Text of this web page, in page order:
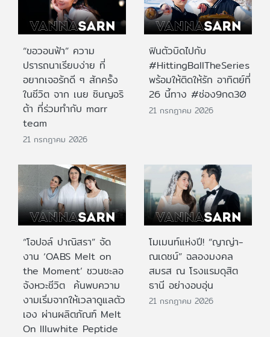
“ขอวอนฟ้า” ความ
ปรารถนาเรียบง่าย ที่
อยากเจอรักดี ๆ สักครั้ง
ในชีวิต จาก เนย ซินญอริ
ต้า ที่ร่วมทำกับ marr
team
21 กรกฎาคม 2026
ฟินตัวบิดไปกับ
#HittingBallTheSeries
พร้อมให้ติดให้รัก อาทิตย์ที่
26 นี้ทาง #ช่อง9กด30
21 กรกฎาคม 2026
“โอปอล์ ปาณิสรา” จัด
งาน ‘OABS Melt on
the Moment’ ชวนชะลอ
จังหวะชีวิต ค้นพบความ
งามเริ่มจากให้เวลาดูแลตัว
เอง ผ่านผลิตภัณฑ์ Melt
On Illuwhite Peptide
โมเมนท์แห่งปี! “ญาญ่า-
ณเดชน์” ฉลองมงคล
สมรส ณ โรงแรมดุสิต
ธานี อย่างอบอุ่น
21 กรกฎาคม 2026